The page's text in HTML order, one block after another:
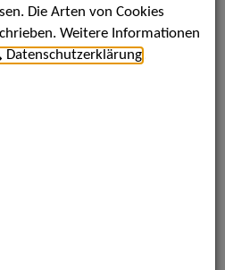
TV
Die Arten von Cookies
Weitere Informationen
Datenschutzerklärung